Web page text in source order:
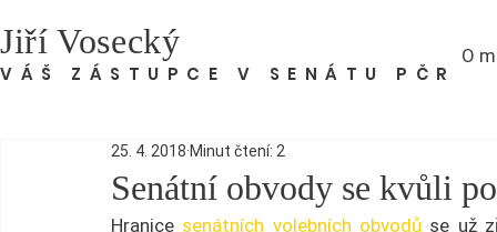
Jiří Vosecký
VÁŠ ZÁSTUPCE V SENÁTU PČR
O
Senátní obvody se kvůli
25. 4. 2018 Minut čtení: 2
Hranice senátních volebních obvodů se už